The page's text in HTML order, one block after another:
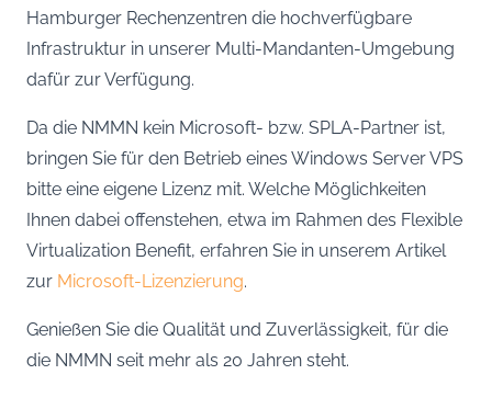
Hamburger Rechenzentren die hochverfügbare
Infrastruktur in unserer Multi-Mandanten-Umgebung
dafür zur Verfügung.
Da die NMMN kein Microsoft- bzw. SPLA-Partner ist,
bringen Sie für den Betrieb eines Windows Server VPS
bitte eine eigene Lizenz mit. Welche Möglichkeiten
Ihnen dabei offenstehen, etwa im Rahmen des Flexible
Virtualization Benefit, erfahren Sie in unserem Artikel
zur Microsoft-Lizenzierung.
Genießen Sie die Qualität und Zuverlässigkeit, für die
die NMMN seit mehr als 20 Jahren steht.